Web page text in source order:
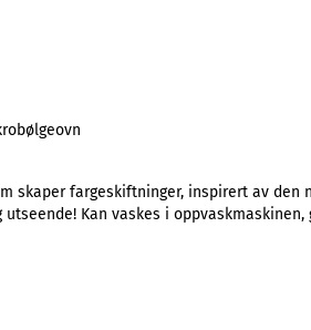
skaper fargeskiftninger, inspirert av
Kan vaskes i oppvaskmaskinen,